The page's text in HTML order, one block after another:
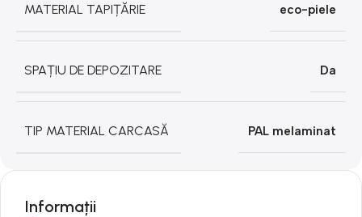
MATERIAL TAPIȚĂRIE eco-piele
SPAȚIU DE DEPOZITARE Da
TIP MATERIAL CARCASĂ PAL melaminat
Informații